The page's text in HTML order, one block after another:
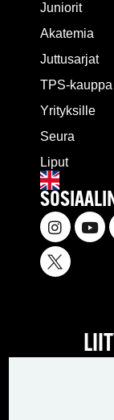
Juniorit
Akatemia
Juttusarjat
TPS-kauppa
Yrityksille
Seura
Liput